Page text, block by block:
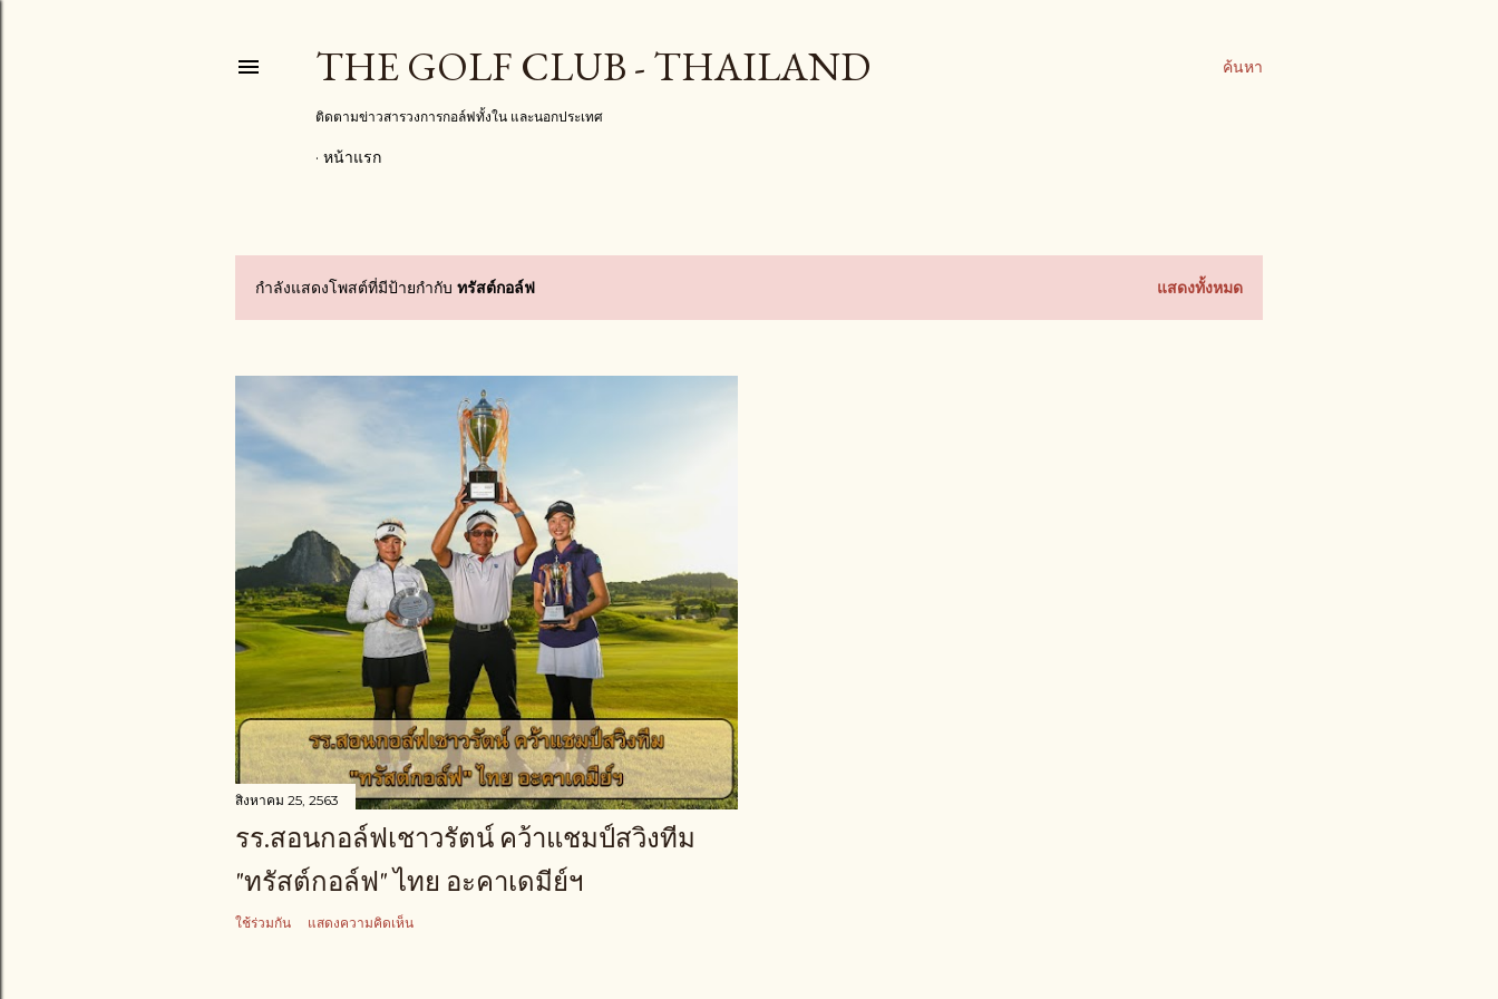
ค้นหา
THE GOLF CLUB - THAILAND
ติดตามข่าวสารวงการกอล์ฟทั้งใน และนอกประเทศ
หน้าแรก
บ
ค
ว
ม
กำลังแสดงโพสต์ที่มีป้ายกำกับ ทรัสต์กอล์ฟ แสดงทั้งหมด
สิงหาคม 25, 2563
รร.สอนกอล์ฟเชาวรัตน์ คว้าแชมป์สวิงทีม
"ทรัสต์กอล์ฟ" ไทย อะคาเดมีย์ฯ
ใช้ร่วมกัน แสดงความคิดเห็น